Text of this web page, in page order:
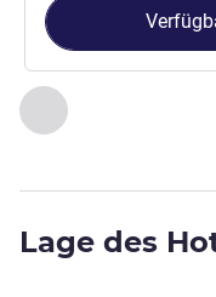
Zurück - Zimmer
Seite1 ,
Lage des